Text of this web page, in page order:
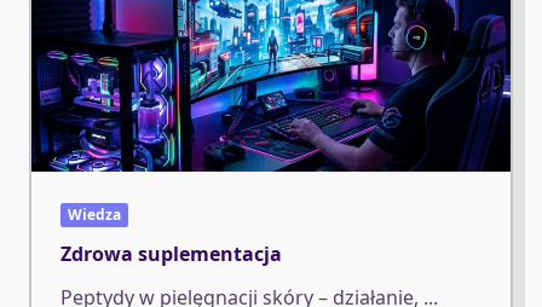
Wiedza
Zdrowa suplementacja
Peptydy w pielęgnacji skóry – działanie, ...